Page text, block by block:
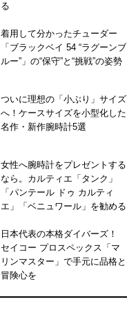
る
着用して分かったチューダー
「ブラックベイ 54 “ラグーンブ
ルー”」の“保守”と“挑戦”の姿勢
ついに理想の「小ぶり」サイズ
へ！ケースサイズを小型化した
名作・新作腕時計5選
女性へ腕時計をプレゼントする
なら。カルティエ「タンク」
「パンテール ドゥ カルティ
エ」「ベニュワール」を勧める
日本代表の本格ダイバーズ！
セイコー プロスペックス「マ
リンマスター」で手元に品格と
冒険心を